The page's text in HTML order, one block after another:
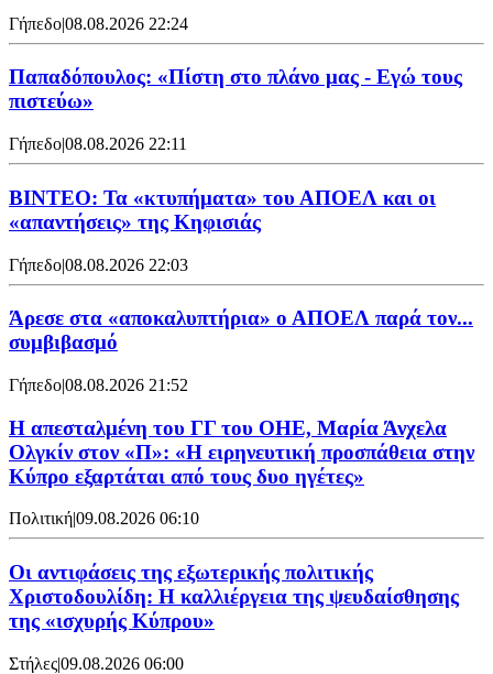
Γήπεδο|08.08.2026 22:24
Παπαδόπουλος: «Πίστη στο πλάνο μας - Εγώ τους
πιστεύω»
Γήπεδο|08.08.2026 22:11
ΒΙΝΤΕΟ: Τα «κτυπήματα» του ΑΠΟΕΛ και οι
«απαντήσεις» της Κηφισιάς
Γήπεδο|08.08.2026 22:03
Άρεσε στα «αποκαλυπτήρια» ο ΑΠΟΕΛ παρά τον...
συμβιβασμό
Γήπεδο|08.08.2026 21:52
Η απεσταλμένη του ΓΓ του ΟΗΕ, Μαρία Άνχελα
Ολγκίν στον «Π»: «Η ειρηνευτική προσπάθεια στην
Κύπρο εξαρτάται από τους δυο ηγέτες»
Πολιτική|09.08.2026 06:10
Οι αντιφάσεις της εξωτερικής πολιτικής
Χριστοδουλίδη: Η καλλιέργεια της ψευδαίσθησης
της «ισχυρής Κύπρου»
Στήλες|09.08.2026 06:00